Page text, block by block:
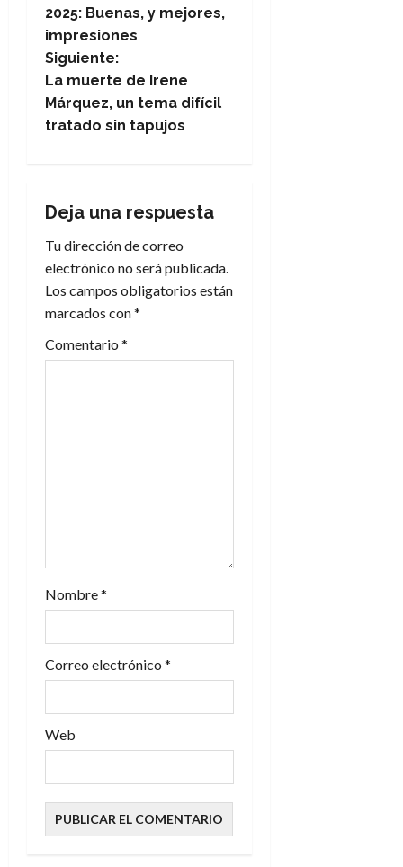
a
v
e
g
c
i
ó
n
d
a
d
a
2025: Buenas, y mejores,
impresiones
Siguiente:
La muerte de Irene
Márquez, un tema difícil
tratado sin tapujos
Deja una respuesta
Tu dirección de correo
electrónico no será publicada.
Los campos obligatorios están
marcados con*
Comentario *
Nombre*
Correo electrónico *
Web